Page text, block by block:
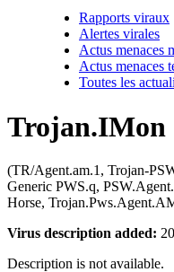
Rapports viraux
Alertes virales
Actus menaces
Actus menaces
Toutes les
Trojan.IMon
(TR/Agent.am.1, Trojan-
Generic PWS.q,
Horse,
Virus description added:
Description is not available.